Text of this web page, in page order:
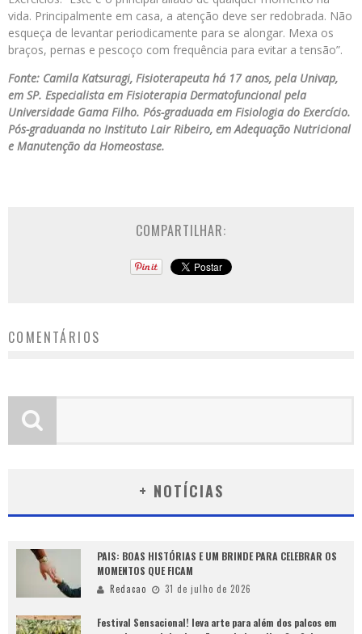
vida. Principalmente em casa, a atenção deve ser redobrada. Não
esqueça de levantar periodicamente para se alongar. Mexa os
braços, pernas e pescoço com frequência para evitar a tensão”.
Fonte: Camila Katsuragi, Fisioterapeuta há 17 anos, pela Univap,
em SP. Especialista em Fisioterapia Dermatofuncional pela
Universidade Gama Filho. Pós-graduada em Fisiologia do Exercício.
Pós-graduanda no Instituto Lair Ribeiro, em Adequação Nutricional
e Manutenção da Homeostase.
COMPARTILHAR:
COMENTÁRIOS
+ NOTÍCIAS
PAIS: BOAS HISTÓRIAS E UM BRINDE PARA CELEBRAR OS
MOMENTOS QUE FICAM
Redacao 31 de julho de 2026
Festival Sensacional! leva arte para além dos palcos em